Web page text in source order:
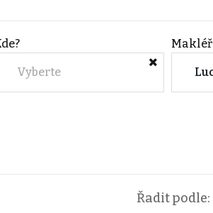
Vyberte
Makléř
Řadit podle: